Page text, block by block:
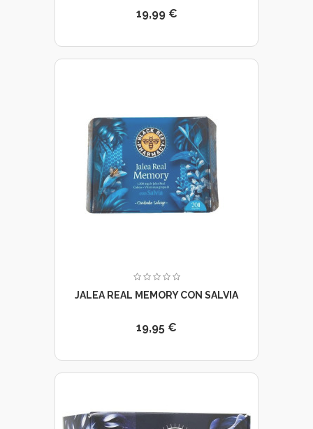
19,99 €
JALEA REAL MEMORY CON SALVIA
19,95 €